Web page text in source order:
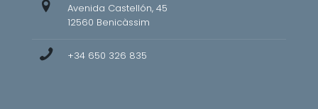
Avenida Castellón, 45
12560 Benicàssim
+34 650 326 835